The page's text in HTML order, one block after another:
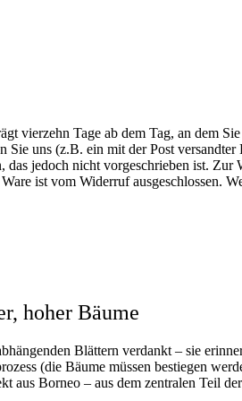
vierzehn Tage ab dem Tag, an dem
uns (z.B. ein mit der Post
jedoch nicht vorgeschrieben ist. Zur
ist vom Widerruf ausgeschlossen.
hoher Bäume
Blättern verdankt – sie
(die Bäume müssen bestiegen
aus Borneo – aus dem zentralen Teil